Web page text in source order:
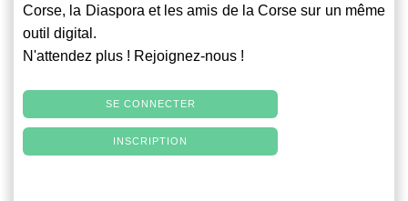
Corse, la Diaspora et les amis de la Corse sur un même
outil digital.
N'attendez plus ! Rejoignez-nous !
SE CONNECTER
INSCRIPTION